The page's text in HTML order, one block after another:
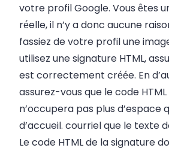
votre profil Google. Vous êtes
réelle, il n’y a donc aucune
fassiez de votre profil une
utilisez une signature HTML,
est correctement créée. En
assurez-vous que le code
n’occupera pas plus d’espace
d’accueil. courrielque le texte
Le code HTML de la signature